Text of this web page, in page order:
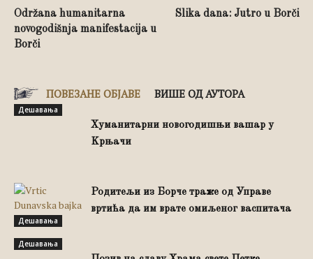
Održana humanitarna
novogodišnja manifestacija u
Borči
Slika dana: Jutro u Borči
ПОВЕЗАНЕ ОБЈАВЕ ВИШЕ ОД АУТОРА
Дешавања
Хуманитарни новогодишњи вашар у
Kрњачи
Дешавања
Родитељи из Борче траже од Управе
вртића да им врате омиљеног васпитача
Дешавања